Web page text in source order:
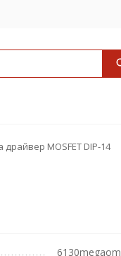
драйвер MOSFET DIP-14
6130megaom